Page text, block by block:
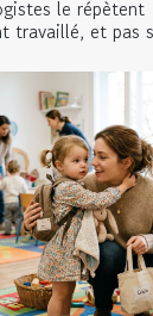
le répètent
travaillé, et pas